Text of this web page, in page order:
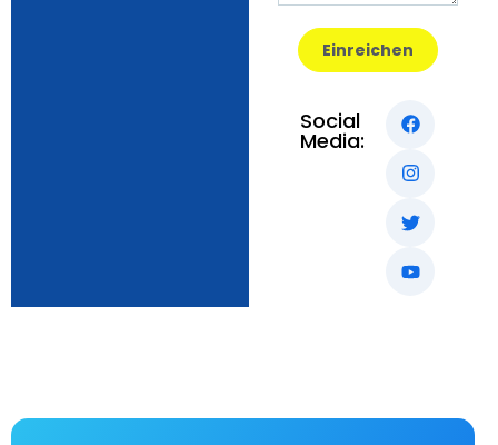
Einreichen
Social
Media: